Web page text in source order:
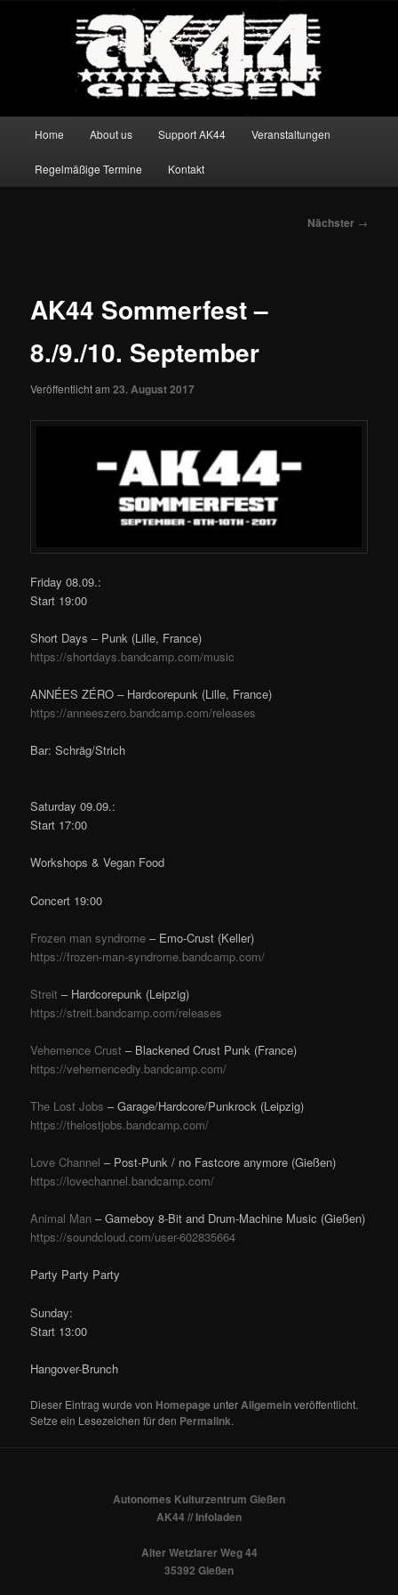
AK44 // Infoladen
Autonomes Kulturzentrum in Giessen
Home About us Support AK44 Veranstaltungen
Regelmäßige Termine Kontakt
Nächster →
AK44 Sommerfest –
8./9./10. September
Veröffentlicht am23. August 2017
Friday 08.09.:
Start 19:00
Short Days – Punk (Lille, France)
https://shortdays.bandcamp.com/music
ANNÉES ZÉRO – Hardcorepunk (Lille, France)
https://anneeszero.bandcamp.com/releases
Bar: Schräg/Strich
Saturday 09.09.:
Start 17:00
Workshops & Vegan Food
Concert 19:00
Frozen man syndrome – Emo-Crust (Keller)
https://frozen-man-syndrome.bandcamp.com/
Streit – Hardcorepunk (Leipzig)
https://streit.bandcamp.com/releases
Vehemence Crust – Blackened Crust Punk (France)
https://vehemencediy.bandcamp.com/
The Lost Jobs – Garage/Hardcore/Punkrock (Leipzig)
https://thelostjobs.bandcamp.com/
Love Channel – Post-Punk / no Fastcore anymore (Gießen)
https://lovechannel.bandcamp.com/
Animal Man – Gameboy 8-Bit and Drum-Machine Music (Gießen)
https://soundcloud.com/user-602835664
Party Party Party
Sunday:
Start 13:00
Hangover-Brunch
Dieser Eintrag wurde von Homepage unterAllgemeinveröffentlicht.
Setze ein Lesezeichen für den Permalink.
Autonomes Kulturzentrum Gießen
AK44 // Infoladen
Alter Wetzlarer Weg 44
35392 Gießen